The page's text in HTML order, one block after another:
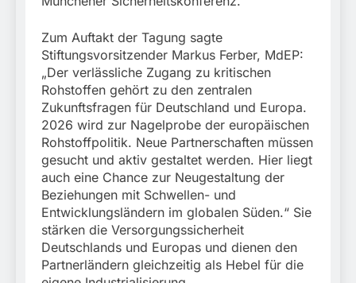
Zum Auftakt der Tagung sagte
Stiftungsvorsitzender Markus Ferber, MdEP:
„Der verlässliche Zugang zu kritischen
Rohstoffen gehört zu den zentralen
Zukunftsfragen für Deutschland und Europa.
2026 wird zur Nagelprobe der europäischen
Rohstoffpolitik. Neue Partnerschaften müssen
gesucht und aktiv gestaltet werden. Hier liegt
auch eine Chance zur Neugestaltung der
Beziehungen mit Schwellen- und
Entwicklungsländern im globalen Süden.“ Sie
stärken die Versorgungssicherheit
Deutschlands und Europas und dienen den
Partnerländern gleichzeitig als Hebel für die